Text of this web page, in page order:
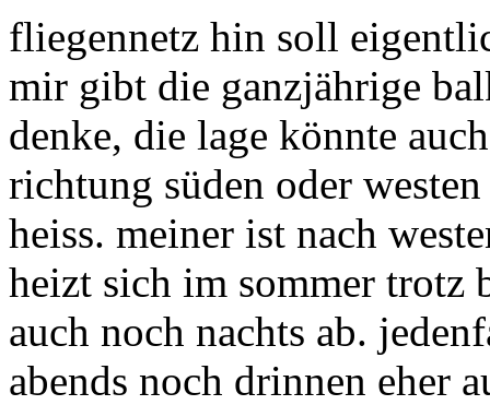
fliegennetz hin soll
mir gibt die ganzjährige
denke, die lage könnte
richtung süden oder
heiss. meiner ist nach
heizt sich im sommer trotz
auch noch nachts ab.
abends noch drinnen eher